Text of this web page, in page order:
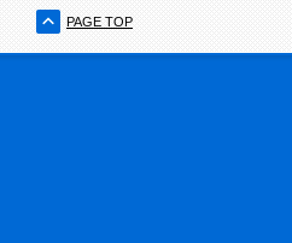
PAGE TOP